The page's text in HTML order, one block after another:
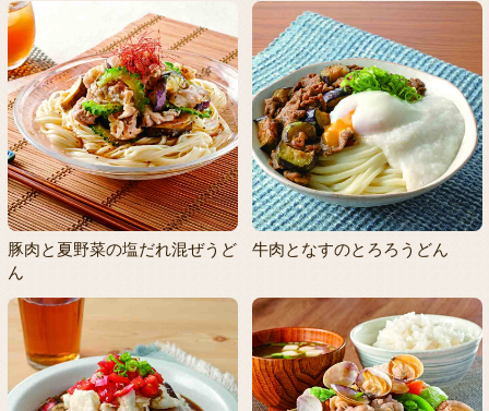
豚肉と夏野菜の塩だれ混ぜうど
ん
牛肉となすのとろろうどん